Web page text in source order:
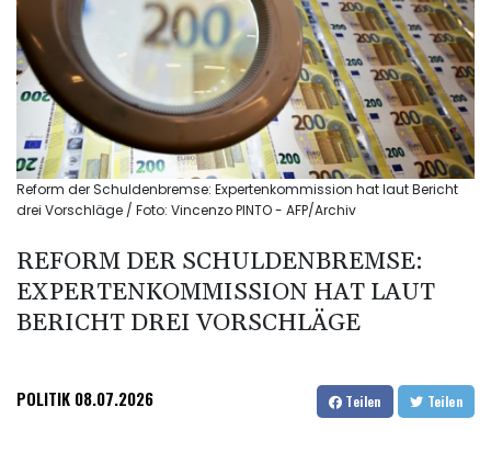
Reform der Schuldenbremse: Expertenkommission hat laut Bericht
drei Vorschläge / Foto: Vincenzo PINTO - AFP/Archiv
REFORM DER SCHULDENBREMSE:
EXPERTENKOMMISSION HAT LAUT
BERICHT DREI VORSCHLÄGE
POLITIK 08.07.2026 Teilen Teilen